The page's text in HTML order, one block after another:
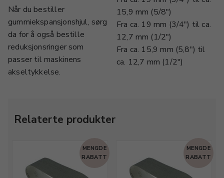
Når du bestiller
gummiekspansjonshjul, sørg
da for å også bestille
reduksjonsringer som
passer til maskinens
akseltykkelse.
15,9 mm (5/8")
Fra ca. 19 mm (3/4") til ca.
12,7 mm (1/2")
Fra ca. 15,9 mm (5,8") til
ca. 12,7 mm (1/2")
Relaterte produkter
MENGDE
RABATT
MENGDE
RABATT